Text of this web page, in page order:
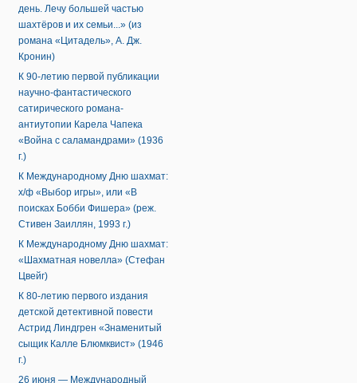
день. Лечу большей частью
шахтёров и их семьи...» (из
романа «Цитадель», А. Дж.
Кронин)
К 90-летию первой публикации
научно-фантастического
сатирического романа-
антиутопии Карела Чапека
«Война с саламандрами» (1936
г.)
К Международному Дню шахмат:
х/ф «Выбор игры», или «В
поисках Бобби Фишера» (реж.
Стивен Заиллян, 1993 г.)
К Международному Дню шахмат:
«Шахматная новелла» (Стефан
Цвейг)
К 80-летию первого издания
детской детективной повести
Астрид Линдгрен «Знаменитый
сыщик Калле Блюмквист» (1946
г.)
26 июня — Международный